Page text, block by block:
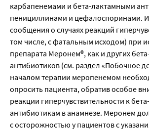
карбапенемами и бета-лактамными
пенициллинами и цефалоспоринами.
сообщения о случаях реакций
том числе, с фатальным исходом) при
препарата Меронем®, как и других
антибиотиков (см. раздел «Побочное
началом терапии меропенемом
опросить пациента, обратив особое
реакции гиперчувствительности к
антибиотикам в анамнезе. Меронем
с осторожностью у пациентов с